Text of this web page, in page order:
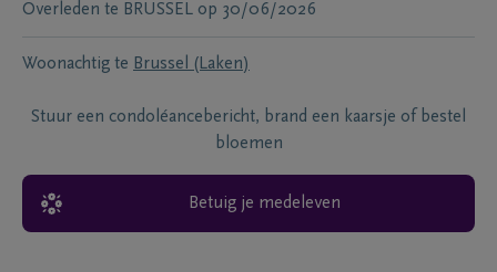
Overleden te BRUSSEL op 30/06/2026
Woonachtig te Brussel (Laken)
Stuur een condoléancebericht, brand een kaarsje of bestel
bloemen
Betuig je medeleven